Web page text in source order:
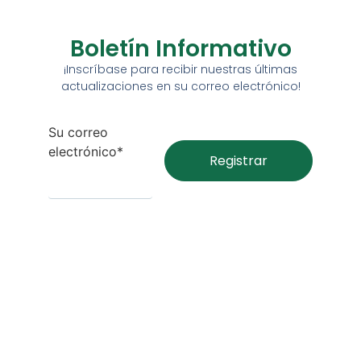
Boletín Informativo
¡Inscríbase para recibir nuestras últimas
actualizaciones en su correo electrónico!
Su correo
electrónico*